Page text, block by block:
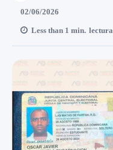
02/06/2026
Less than 1 min. lectura